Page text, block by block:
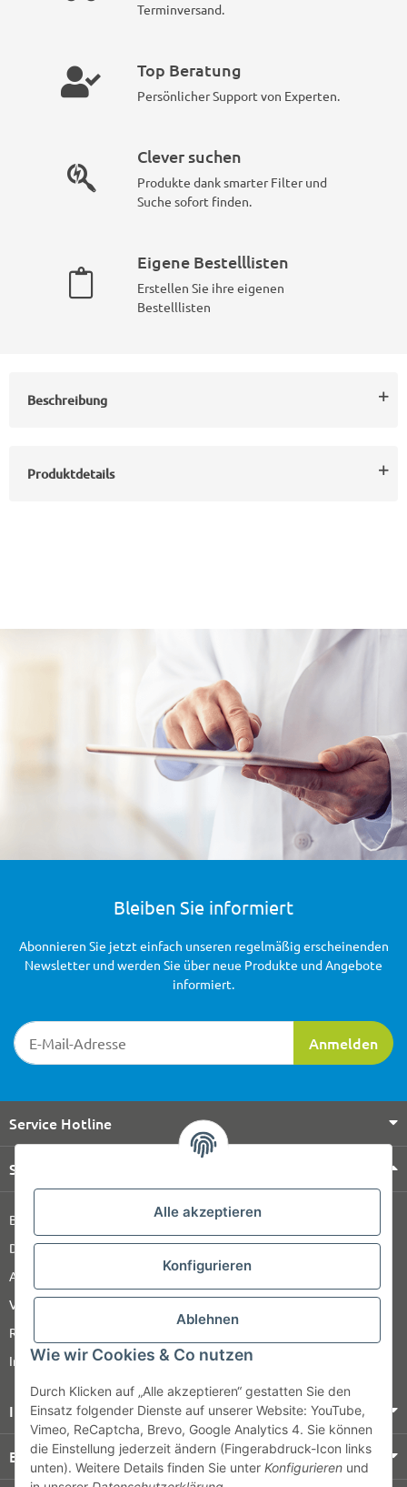
Alle akzeptieren
Konfigurieren
Ablehnen
Wie wir Cookies & Co nutzen
Durch Klicken auf „Alle akzeptieren“ gestatten Sie den
Einsatz folgender Dienste auf unserer Website: YouTube,
Vimeo, ReCaptcha, Brevo, Google Analytics 4. Sie können
die Einstellung jederzeit ändern (Fingerabdruck-Icon links
unten). Weitere Details finden Sie unter Konfigurieren und
Terminversand.
Top Beratung
Persönlicher Support von Experten.
Clever suchen
Produkte dank smarter Filter und
Suche sofort finden.
Eigene Bestelllisten
Erstellen Sie ihre eigenen
Bestelllisten
Beschreibung
Produktdetails
Bleiben Sie informiert
Newsletter-Registrierung
Anmelden
Abonnieren Sie jetzt einfach unseren regelmäßig erscheinenden
Newsletter und werden Sie über neue Produkte und Angebote
informiert.
Service Hotline
Shop Service
Barrierefreiheitserklärung
Datenschutz
AGB
Versandinformationen
Retour
Impressum
Informationen
Bezahlung & Versand